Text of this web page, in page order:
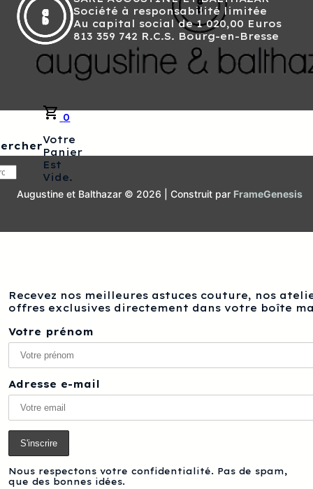
0
Votre
Panier
Est
Vide.
Société à responsabilité limitée
Au capital social de 1 020,00 Euros
813 359 742 R.C.S. Bourg-en-Bresse
Augustine et Balthazar © 2026 | Construit par FrameGenesis
Recevez nos meilleures astuces couture, nos
offres exclusives directement dans votre boîte
Votre prénom
Adresse e-mail
Nous respectons votre confidentialité. Pas de spam,
que des bonnes idées.